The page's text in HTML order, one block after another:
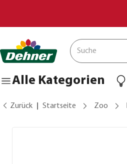
Alle Kategorien
Zurück Startseite Zoo